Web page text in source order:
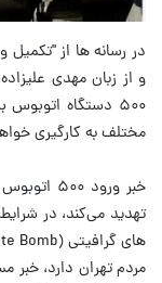
و از زبان مهدی
۵۰۰ دستگاه
مختلف به کارگیری
خبر
تهدید می‌کند، در
مردم تهران دارد،